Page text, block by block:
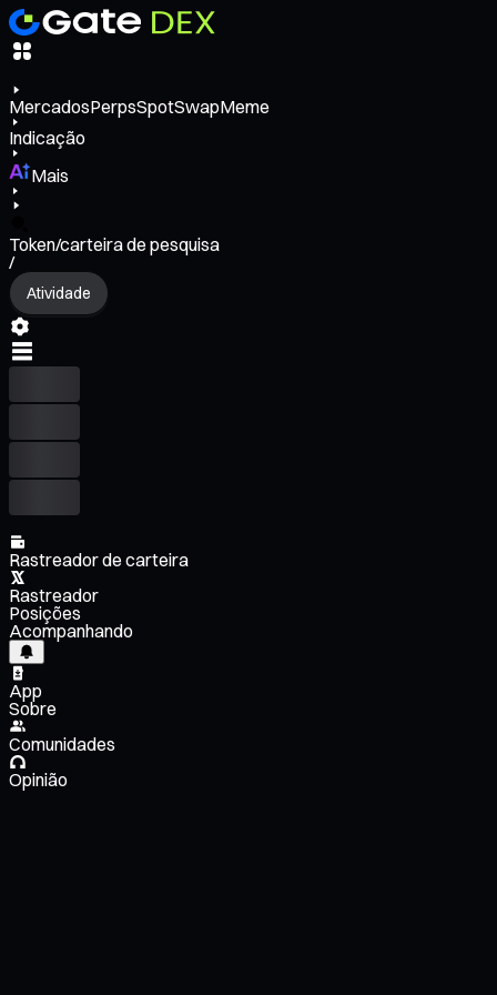
MercadosPerpsSpotSwapMeme
Indicação
Mais
Token/carteira de pesquisa
/
Atividade
Rastreador de carteira
Rastreador
Posições
Acompanhando
App
Sobre
Comunidades
Opinião